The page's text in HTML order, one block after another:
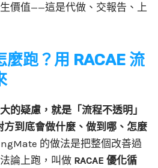
價值——這是代做、交報告、上
麼跑？用 RACAE 流
的疑慮，就是「流程不透明」
到底會做什麼、做到哪、怎麼
的做法是把整個改善過
論上跑，叫做 RACAE 優化循